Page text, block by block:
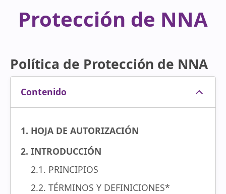
Protección de NNA
Política de Protección de NNA
Contenido
1. HOJA DE AUTORIZACIÓN
2. INTRODUCCIÓN
2.1. PRINCIPIOS
2.2. TÉRMINOS Y DEFINICIONES*